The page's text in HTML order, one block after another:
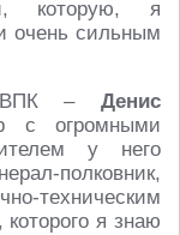
которую, я
очень сильным
ВПК – Денис
с огромными
у него
полковник,
техническим
, которого я знаю